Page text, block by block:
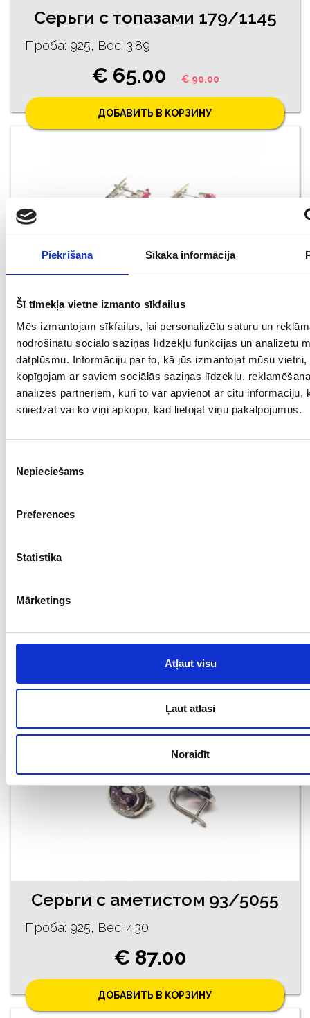
Piekrišana Sīkāka informācija
Šī tīmekļa vietne izmanto sīkfailus
Mēs izmantojam sīkfailus, lai personalizētu saturu un
nodrošinātu sociālo saziņas līdzekļu funkcijas un analizētu
datplūsmu. Informāciju par to, kā jūs izmantojat mūsu
kopīgojam ar saviem sociālās saziņas līdzekļu,
analīzes partneriem, kuri to var apvienot ar citu informāciju,
sniedzat vai ko viņi apkopo, kad lietojat viņu pakalpojumus.
izvēle
Nepieciešams
Preferences
Statistika
Mārketings
Atļaut visu
Ļaut atlasi
Noraidīt
Серьги с топазами 179/1145
Проба: 925, Bес: 3.89
€ 65.00€ 90.00
ДОБАВИТЬ В КОРЗИНУ
Проба: 925, Bес: 4.20
€ 90.00
ДОБАВИТЬ В КОРЗИНУ
Серьги с сапфирами 56/5055
€ 88.00
ДОБАВИТЬ В КОРЗИНУ
Серьги с аметистом 93/5055
Проба: 925, Bес: 4.30
€ 87.00
ДОБАВИТЬ В КОРЗИНУ